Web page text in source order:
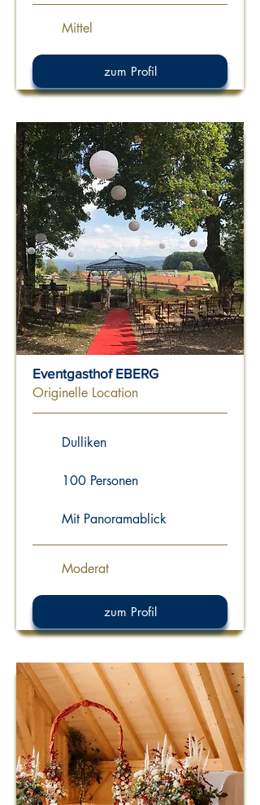
Mittel
zum Profil
Eventgasthof EBERG
Originelle Location
Dulliken
100 Personen
Mit Panoramablick
Moderat
zum Profil